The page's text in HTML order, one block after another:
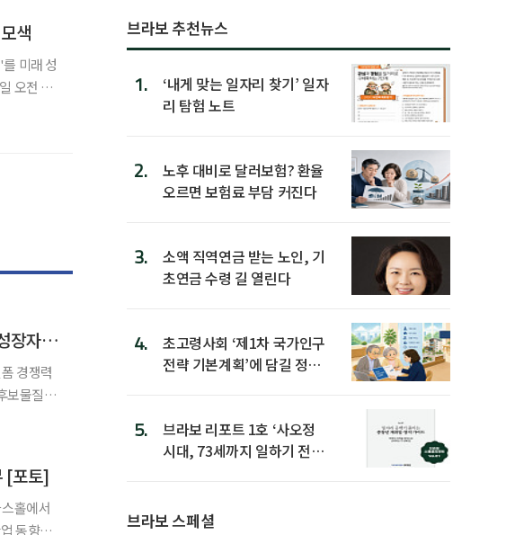
색
미래 성
“헐값 기술수출 끝내야”…VC가 본 K바이오 생존법은 '플랫폼·성장자본’
경쟁력
보물질 하
[포토]
홀에서
동향과
브라보 추천뉴스
1.
‘내게 맞는 일자리 찾기’ 일자
리 탐험 노트
2.
노후 대비로 달러보험? 환율
오르면 보험료 부담 커진다
3.
소액 직역연금 받는 노인, 기
초연금 수령 길 열린다
4.
초고령사회 ‘제1차 국가인구
전략 기본계획’에 담길 정책
5.
브라보 리포트 1호 ‘사오정
시대, 73세까지 일하기 전략’
브라보 스페셜